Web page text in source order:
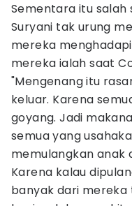
Sementara itu
Suryani tak urung
mereka
mereka ialah saat
"Mengenang itu
keluar. Karena
goyang. Jadi
semua yang
memulangkan anak
Karena kalau
banyak dari mereka